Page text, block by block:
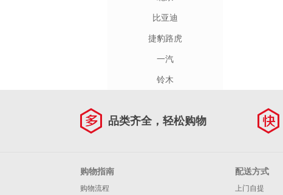
比亚迪
捷豹路虎
一汽
铃木
品类齐全，轻松购物
购物指南
购物流程
配送方式
上门自提